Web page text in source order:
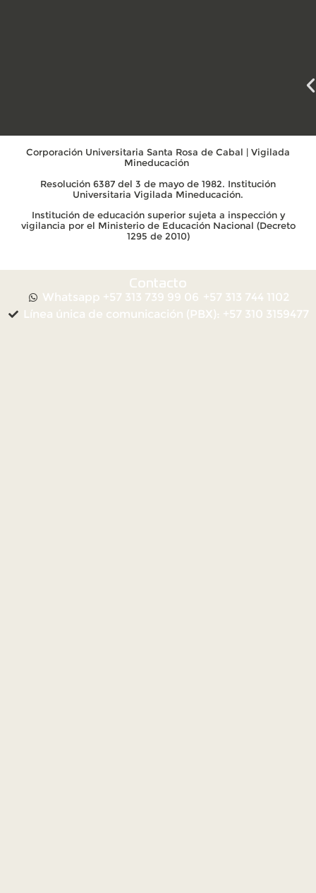
Corporación Universitaria Santa Rosa de Cabal | Vigilada
Mineducación
Resolución 6387 del 3 de mayo de 1982. Institución
Universitaria Vigilada Mineducación.
Institución de educación superior sujeta a inspección y
vigilancia por el Ministerio de Educación Nacional (Decreto
1295 de 2010)
Contacto
Whatsapp +57 313 739 99 06 +57 313 744 1102
Línea única de comunicación (PBX): +57 310 3159477